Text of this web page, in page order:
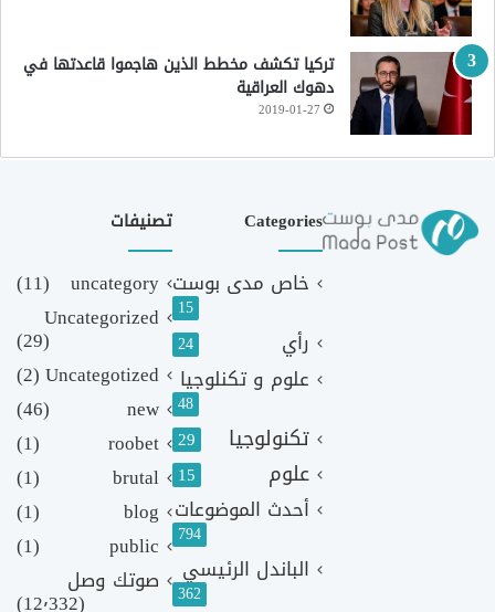
تركيا تكشف مخطط الذين هاجموا قاعدتها في
دهوك العراقية
2019-01-27
Categories
خاص مدى بوست
15
رأي 24
علوم و تكنلوجيا
48
تكنولوجيا 29
علوم 15
أحدث الموضوعات
794
الباندل الرئيسي
362
تصنيفات
uncategory
(11)
Uncategorized
(29)
Uncategotized
(2)
new
(46)
roobet
(1)
brutal
(1)
blog
(1)
public
(1)
صوتك وصل
(12٬332)